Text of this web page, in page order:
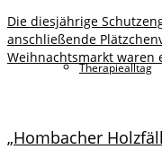
Therapiealltag
Die diesjährige
anschließende
Weihnachtsmarkt waren
„Hombacher